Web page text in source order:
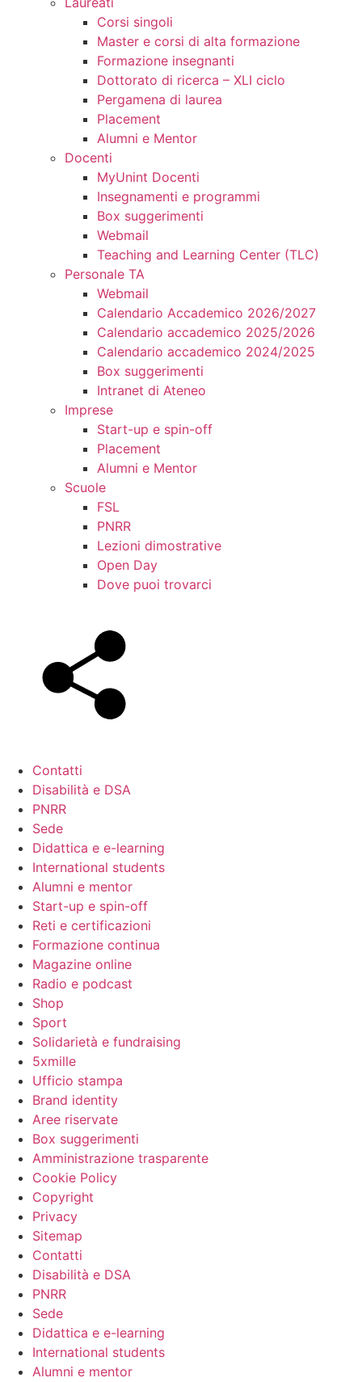
Corsi singoli
Master e corsi di alta formazione
Formazione insegnanti
Dottorato di ricerca – XLI ciclo
Pergamena di laurea
Placement
Alumni e Mentor
Docenti
MyUnint Docenti
Insegnamenti e programmi
Box suggerimenti
Webmail
Teaching and Learning Center (TLC)
Personale TA
Webmail
Calendario Accademico 2026/2027
Calendario accademico 2025/2026
Calendario accademico 2024/2025
Box suggerimenti
Intranet di Ateneo
Imprese
Start-up e spin-off
Placement
Alumni e Mentor
Scuole
FSL
PNRR
Lezioni dimostrative
Open Day
Dove puoi trovarci
Contatti
Disabilità e DSA
PNRR
Sede
Didattica e e-learning
International students
Alumni e mentor
Start-up e spin-off
Reti e certificazioni
Formazione continua
Magazine online
Radio e podcast
Shop
Sport
Solidarietà e fundraising
5xmille
Ufficio stampa
Brand identity
Aree riservate
Box suggerimenti
Amministrazione trasparente
Cookie Policy
Copyright
Privacy
Sitemap
Contatti
Disabilità e DSA
PNRR
Sede
Didattica e e-learning
International students
Alumni e mentor